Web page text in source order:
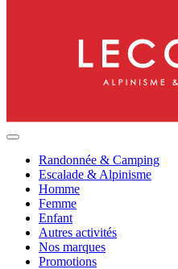
Randonnée & Camping
Escalade & Alpinisme
Homme
Femme
Enfant
Autres activités
Nos marques
Promotions